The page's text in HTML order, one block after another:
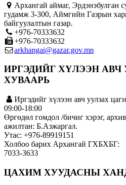
Архангай аймаг,
гудамж 3-300, Аймгийн Газрын
байгуулалтын газар.
+976-70333632
+976-70333632
arkhangai@gazar.gov.mn
ИРГЭДИЙГ ХҮЛЭЭН АВЧ
ХУВААРЬ
Иргэдийг хүлээн авч уулзах
09:00-18:00
Өргөдөл гомдол /бичиг хэрэг,
ажилтан: Б.Азжаргал.
Утас: +976-89919151
Холбоо барих Архангай ГХБХБГ:
7033-3633
ЦАХИМ ХУУДАСНЫ